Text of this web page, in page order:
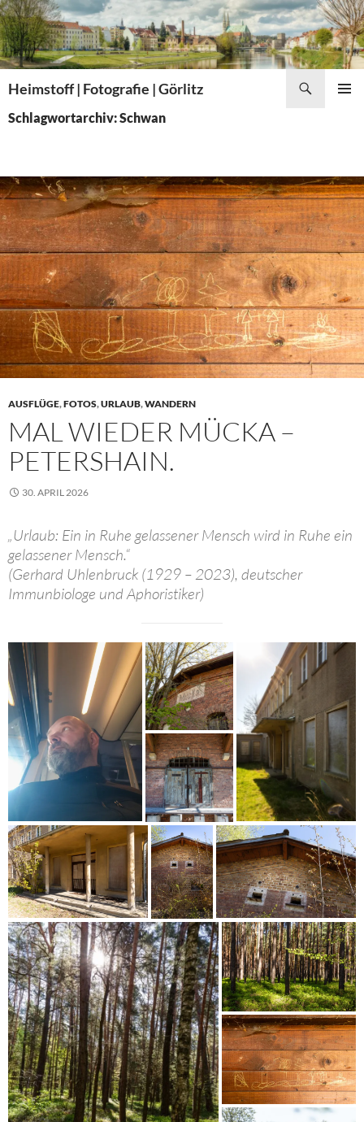
Zum
Inhalt
springen
Heimstoff | Fotografie | Görlitz
Schlagwortarchiv: Schwan
AUSFLÜGE,FOTOS,URLAUB,WANDERN
MAL WIEDER MÜCKA –
PETERSHAIN.
30. APRIL 2026
„Urlaub: Ein in Ruhe gelassener Mensch wird in Ruhe ein
gelassener Mensch.“
(Gerhard Uhlenbruck (1929 – 2023), deutscher
Immunbiologe und Aphoristiker)